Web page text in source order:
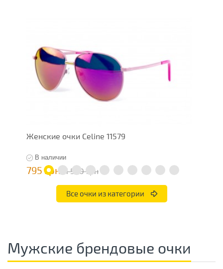
Женские очки Celine 11579
В наличии
795 грн 1 590 грн
Все очки из категории
Мужские брендовые очки